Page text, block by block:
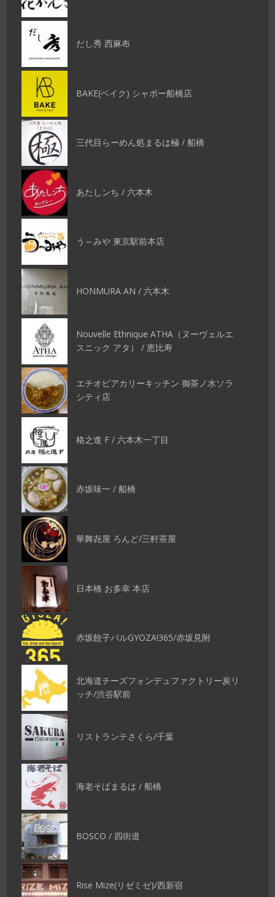
だし秀 西麻布
BAKE(ベイク) シャポー船橋店
三代目らーめん処まるは極 / 船橋
あたしンち / 六本木
う～みや 東京駅前本店
HONMURA AN / 六本木
Nouvelle Ethnique ATHA（ヌーヴェルエ
スニック アタ） / 恵比寿
エチオピアカリーキッチン 御茶ノ水ソラ
シティ店
格之進 F / 六本木一丁目
赤坂味一 / 船橋
華舞㐂屋 ろんど/三軒茶屋
日本橋 お多幸 本店
赤坂餃子バルGYOZA!365/赤坂見附
北海道チーズフォンデュファクトリー炭リ
ッチ/渋谷駅前
リストランテさくら/千葉
海老そばまるは / 船橋
BOSCO / 四街道
Rise Mize(リゼミゼ)/西新宿